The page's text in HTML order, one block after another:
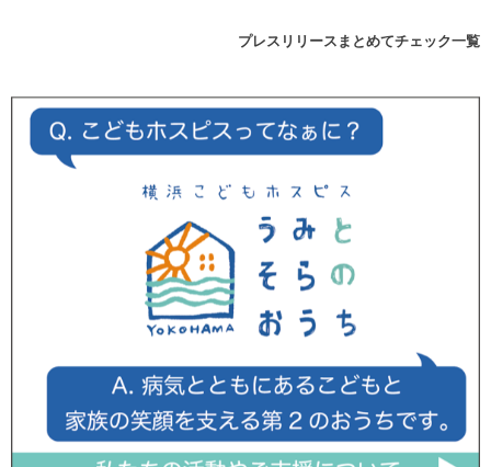
プレスリリースまとめてチェック一覧